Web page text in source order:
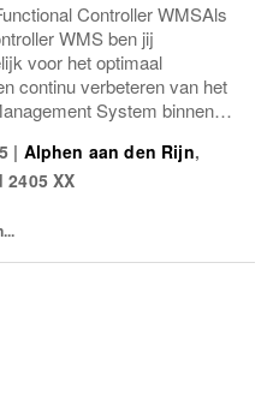
Controller WMSAls
WMS ben jij
voor het optimaal
continu verbeteren van het
System binnen
ondersteunt,
worden opgelost...
| Alphen aan den Rijn,
2405 XX